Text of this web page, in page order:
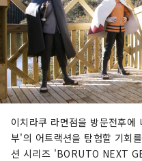
이치라쿠 라면점을 방문전후
부'의 어트랙션을 탐험할 기회
션 시리즈 'BORUTO NEXT